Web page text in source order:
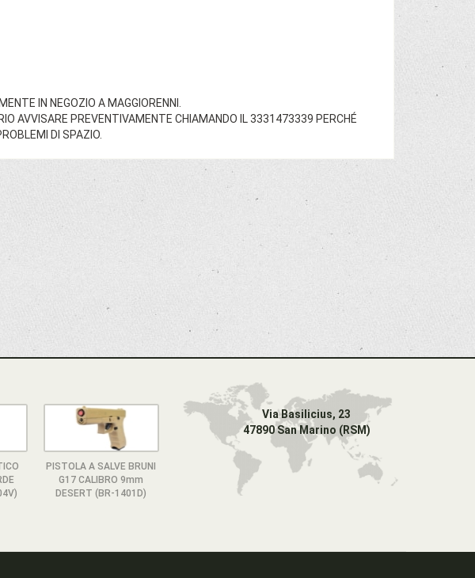
IN NEGOZIO A MAGGIORENNI.
AVVISARE PREVENTIVAMENTE CHIAMANDO IL 3331473339 PERCHÉ
DI SPAZIO.
PISTOLA A SALVE BRUNI
G17 CALIBRO 9mm
DESERT (BR-1401D)
Via Basilicius, 23
47890 San Marino (RSM)